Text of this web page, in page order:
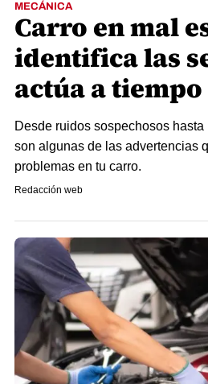
MECÁNICA
Carro en mal
identifica las
actúa a tiempo
Desde ruidos sospechosos
son algunas de las advertencias
problemas en tu carro.
Redacción web